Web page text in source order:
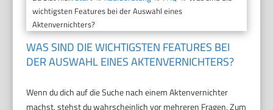
wichtigsten Features bei der Auswahl eines
Aktenvernichters?
WAS SIND DIE WICHTIGSTEN FEATURES BEI
DER AUSWAHL EINES AKTENVERNICHTERS?
Wenn du dich auf die Suche nach einem Aktenvernichter
machst, stehst du wahrscheinlich vor mehreren Fragen. Zum